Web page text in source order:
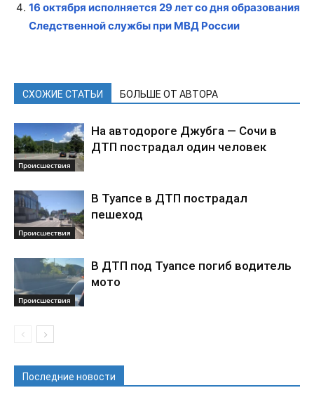
16 октября исполняется 29 лет со дня образования
Следственной службы при МВД России
СХОЖИЕ СТАТЬИ БОЛЬШЕ ОТ АВТОРА
Происшествия
На автодороге Джубга — Сочи в
ДТП пострадал один человек
Происшествия
В Туапсе в ДТП пострадал
пешеход
Происшествия
В ДТП под Туапсе погиб водитель
мото
Последние новости